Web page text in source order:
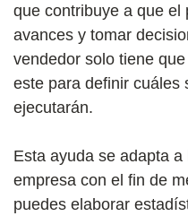
que contribuye a que el
avances y tomar
vendedor solo tiene
este para definir cuáles
ejecutarán.
Esta ayuda se adapta
empresa con el fin de
puedes elaborar